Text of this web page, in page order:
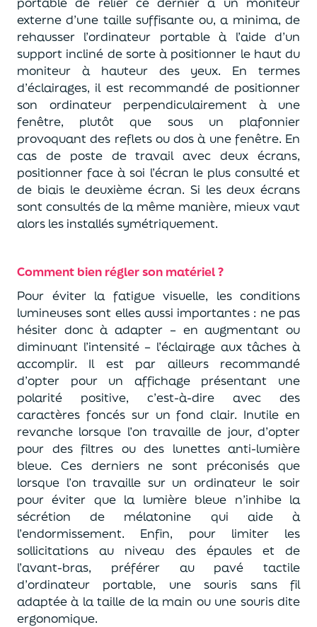
externe d’une taille suffisante ou, a minima, de
rehausser l’ordinateur portable à l’aide d’un
support incliné de sorte à positionner le haut du
moniteur à hauteur des yeux. En termes
d’éclairages, il est recommandé de positionner
son ordinateur perpendiculairement à une
fenêtre, plutôt que sous un plafonnier
provoquant des reflets ou dos à une fenêtre. En
cas de poste de travail avec deux écrans,
positionner face à soi l’écran le plus consulté et
de biais le deuxième écran. Si les deux écrans
sont consultés de la même manière, mieux vaut
alors les installés symétriquement.
Comment bien régler son matériel ?
Pour éviter la fatigue visuelle, les conditions
lumineuses sont elles aussi importantes : ne pas
hésiter donc à adapter – en augmentant ou
diminuant l’intensité – l’éclairage aux tâches à
accomplir. Il est par ailleurs recommandé
d’opter pour un affichage présentant une
polarité positive, c’est-à-dire avec des
caractères foncés sur un fond clair. Inutile en
revanche lorsque l’on travaille de jour, d’opter
pour des filtres ou des lunettes anti-lumière
bleue. Ces derniers ne sont préconisés que
lorsque l’on travaille sur un ordinateur le soir
pour éviter que la lumière bleue n’inhibe la
sécrétion de mélatonine qui aide à
l’endormissement. Enfin, pour limiter les
sollicitations au niveau des épaules et de
l’avant-bras, préférer au pavé tactile
d’ordinateur portable, une souris sans fil
adaptée à la taille de la main ou une souris dite
ergonomique.